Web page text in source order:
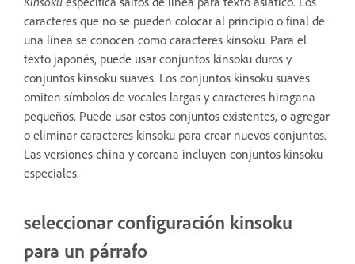
caracteres que no se pueden colocar al principio o final de
una línea se conocen como caracteres kinsoku. Para el
texto japonés, puede usar conjuntos kinsoku duros y
conjuntos kinsoku suaves. Los conjuntos kinsoku suaves
omiten símbolos de vocales largas y caracteres hiragana
pequeños. Puede usar estos conjuntos existentes, o agregar
o eliminar caracteres kinsoku para crear nuevos conjuntos.
Las versiones china y coreana incluyen conjuntos kinsoku
especiales.
seleccionar configuración kinsoku
para un párrafo